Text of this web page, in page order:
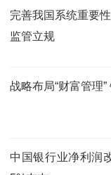
完善我国系统重要
监管立规
战略布局“财富管理
中国银行业净利润